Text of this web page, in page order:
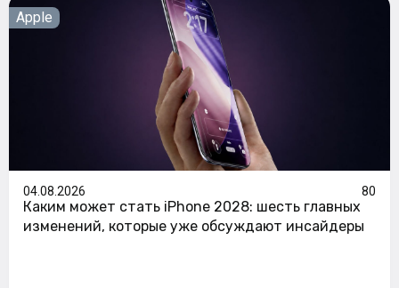
Apple
04.08.2026 80
Каким может стать iPhone 2028: шесть главных
изменений, которые уже обсуждают инсайдеры